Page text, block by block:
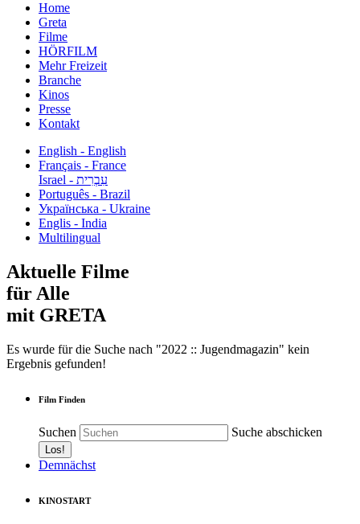
Home
Greta
Filme
HÖRFILM
Mehr Freizeit
Branche
Kinos
Presse
Kontakt
English - English
Français - France
עִבְרִית - Israel
Português - Brazil
Українська - Ukraine
Englis - India
Multilingual
Aktuelle Filme
für Alle
mit GRETA
Es wurde für die Suche nach "2022 :: Jugendmagazin" kein
Ergebnis gefunden!
Film Finden
Suchen Suche abschicken
Demnächst
KINOSTART